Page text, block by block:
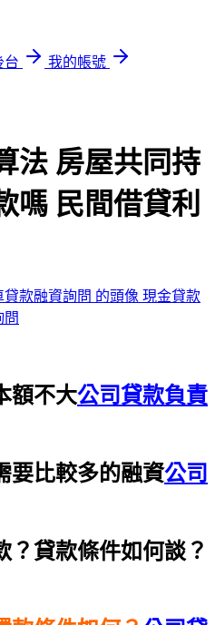
台
我的帳號
法 房屋共同持
嗎 民間借貸利
現金貸款
問
額不大公司貸款負責
要比較多的融資公司
？貸款條件如何談？